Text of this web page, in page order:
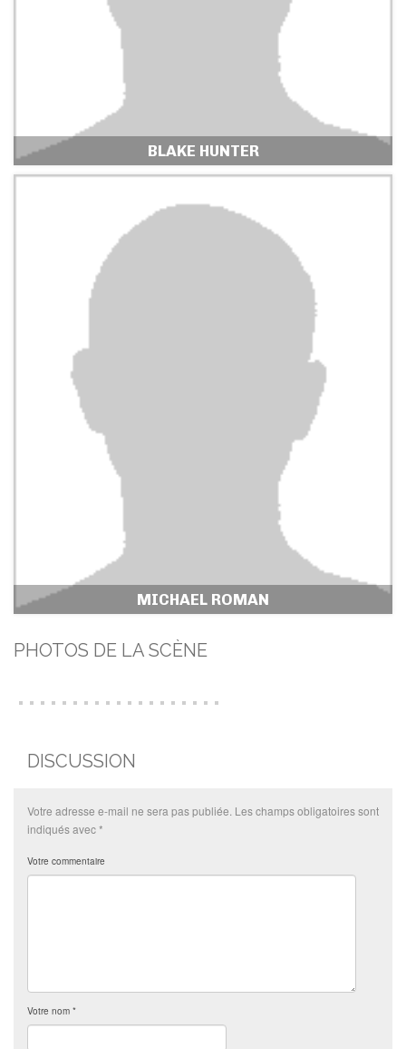
BLAKE HUNTER
MICHAEL ROMAN
PHOTOS DE LA SCÈNE
DISCUSSION
Votre adresse e-mail ne sera pas publiée. Les champs obligatoires sont
indiqués avec*
Votre commentaire
Votre nom *